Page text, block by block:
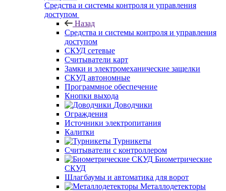
Средства и системы контроля и управления
доступом
Назад
Средства и системы контроля и управления
доступом
СКУД сетевые
Считыватели карт
Замки и электромеханические защелки
СКУД автономные
Программное обеспечение
Кнопки выхода
Доводчики
Ограждения
Источники электропитания
Калитки
Турникеты
Считыватели с контроллером
Биометрические
СКУД
Шлагбаумы и автоматика для ворот
Металлодетекторы